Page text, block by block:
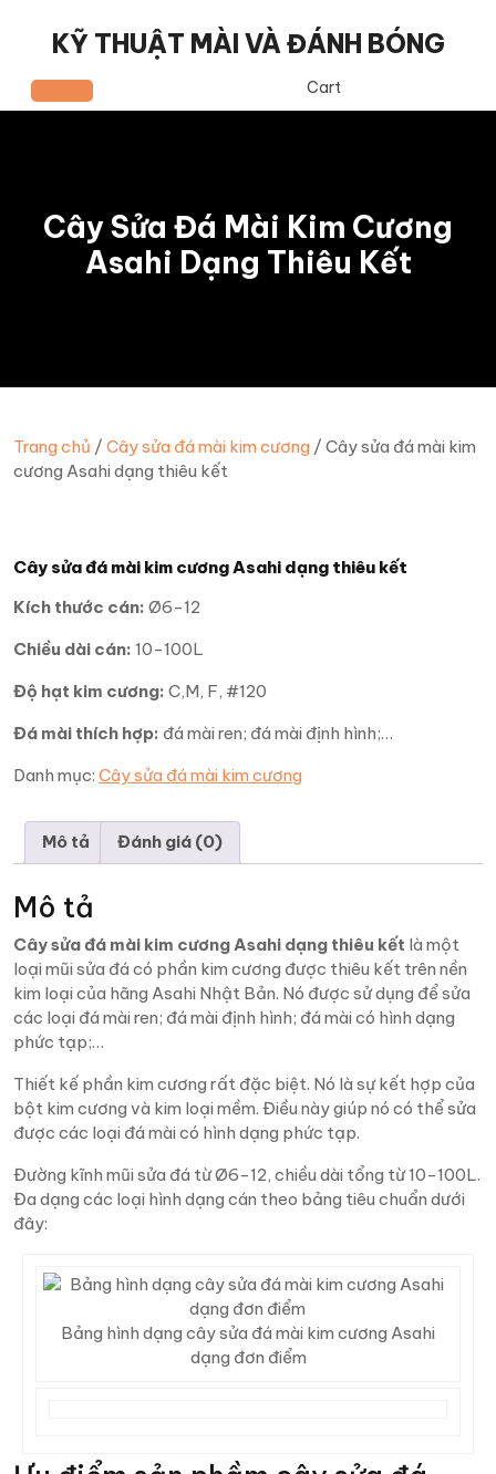
contentKỸ THUẬT MÀI VÀ ĐÁNH BÓNG
Open
Cart
Cây Sửa Đá Mài Kim Cương
Asahi Dạng Thiêu Kết
Trang chủ / Cây sửa đá mài kim cương / Cây sửa đá mài kim
cương Asahi dạng thiêu kết
Cây sửa đá mài kim cương Asahi dạng thiêu kết
Kích thước cán: Ø6-12
Chiều dài cán: 10-100L
Độ hạt kim cương: C,M, F, #120
Đá mài thích hợp: đá mài ren; đá mài định hình;…
Danh mục: Cây sửa đá mài kim cương
Mô tả Đánh giá (0)
Mô tả
Cây sửa đá mài kim cương Asahi dạng thiêu kết là một
loại mũi sửa đá có phần kim cương được thiêu kết trên nền
kim loại của hãng Asahi Nhật Bản. Nó được sử dụng để sửa
các loại đá mài ren; đá mài định hình; đá mài có hình dạng
phức tạp;…
Thiết kế phần kim cương rất đặc biệt. Nó là sự kết hợp của
bột kim cương và kim loại mềm. Điều này giúp nó có thể sửa
được các loại đá mài có hình dạng phức tạp.
Đường kĩnh mũi sửa đá từ Ø6-12, chiều dài tổng từ 10-100L.
Đa dạng các loại hình dạng cán theo bảng tiêu chuẩn dưới
đây:
Bảng hình dạng cây sửa đá mài kim cương Asahi
dạng đơn điểm